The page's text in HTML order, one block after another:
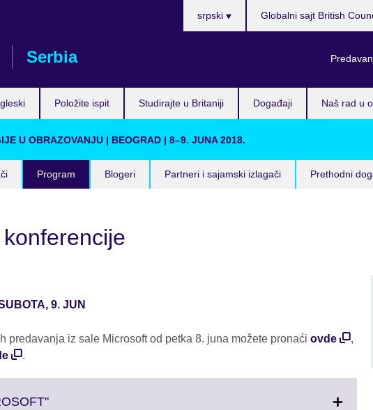
Serbia
Položite ispit Studirajte u Britaniji Događaji Naš rad u
srpski Globalni sajt British
U OBRAZOVANJU | BEOGRAD | 8–9. JUNA 2018.
Program Blogeri Partneri i sajamski izlagači Prethodni
9. JUN
predavanja iz sale Microsoft od petka 8. juna možete pronaći ovde
,
.
Click